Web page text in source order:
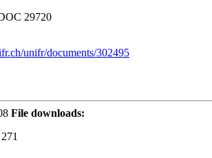
29720
unifr/documents/302495
File downloads:
271